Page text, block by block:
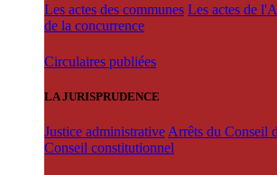
Les actes des communes Les actes de
de la concurrence
Circulaires publiées
LA JURISPRUDENCE
Justice administrative Arrêts du Conseil
Conseil constitutionnel